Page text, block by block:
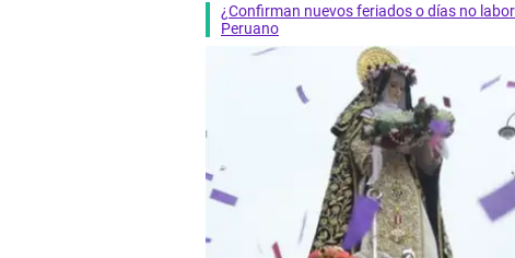
¿Confirman nuevos feriados o días no
Peruano